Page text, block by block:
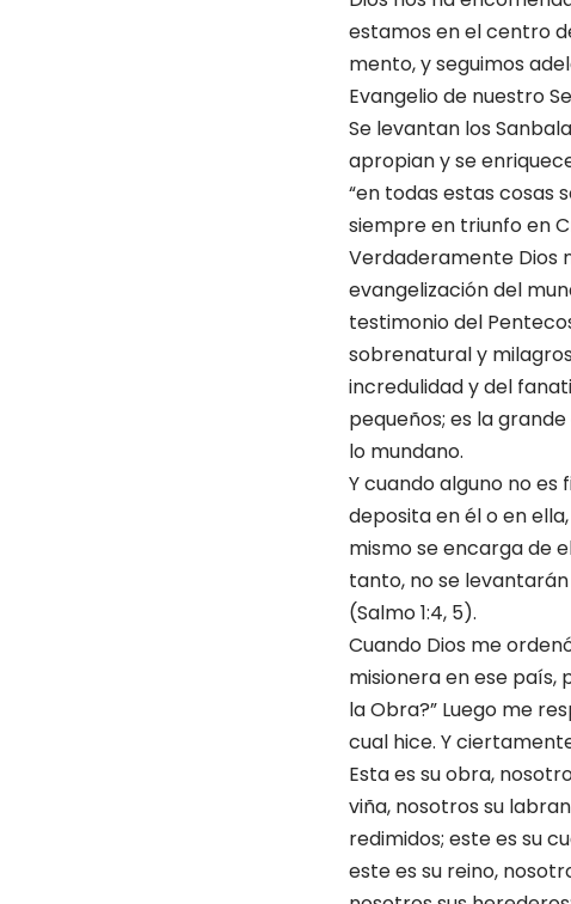
estamos en el centro
mento, y seguimos
Evangelio de nuestro
Se levantan los
apropian y se
“en todas estas cosas
siempre en triunfo en
Verdaderamente Dios
evangelización del
testimonio del
sobrenatural y
incredulidad y del
pequeños; es la
lo mundano.
Y cuando alguno no es
deposita en él o en
mismo se encarga de
tanto, no se
(Salmo 1:4, 5).
Cuando Dios me
misionera en ese país,
la Obra?” Luego me
cual hice. Y
Esta es su obra,
viña, nosotros su
redimidos; este es su
este es su reino,